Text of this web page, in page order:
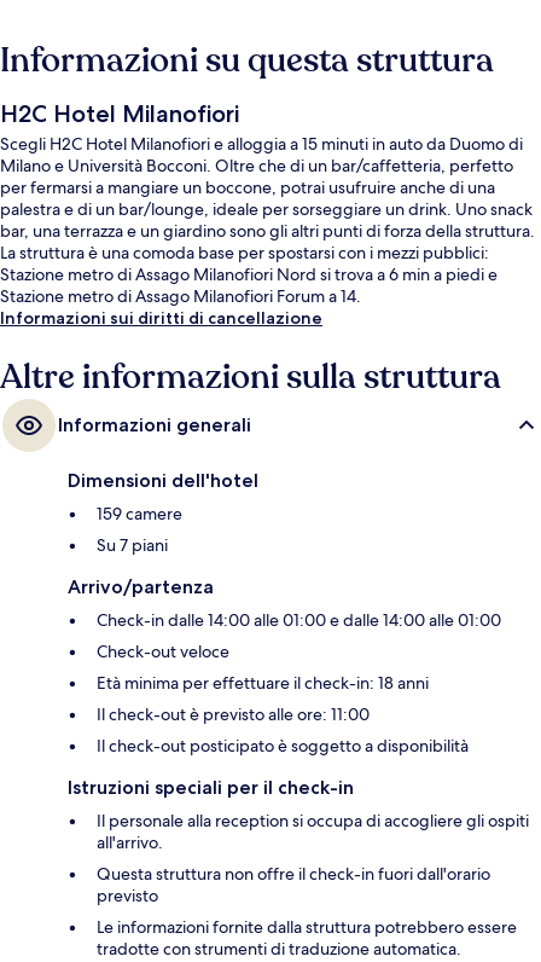
Informazioni su questa struttura
H2C Hotel Milanofiori
Scegli H2C Hotel Milanofiori e alloggia a 15 minuti in auto da Duomo di
Milano e Università Bocconi. Oltre che di un bar/caffetteria, perfetto
per fermarsi a mangiare un boccone, potrai usufruire anche di una
palestra e di un bar/lounge, ideale per sorseggiare un drink. Uno snack
bar, una terrazza e un giardino sono gli altri punti di forza della struttura.
La struttura è una comoda base per spostarsi con i mezzi pubblici:
Stazione metro di Assago Milanofiori Nord si trova a 6 min a piedi e
Stazione metro di Assago Milanofiori Forum a 14.
Informazioni sui diritti di cancellazione
Altre informazioni sulla struttura
Informazioni generali
Dimensioni dell'hotel
159 camere
Su 7 piani
Arrivo/partenza
Check-in dalle 14:00 alle 01:00 e dalle 14:00 alle 01:00
Check-out veloce
Età minima per effettuare il check-in: 18 anni
Il check-out è previsto alle ore: 11:00
Il check-out posticipato è soggetto a disponibilità
Istruzioni speciali per il check-in
Il personale alla reception si occupa di accogliere gli ospiti
all'arrivo.
Questa struttura non offre il check-in fuori dall'orario
previsto
Le informazioni fornite dalla struttura potrebbero essere
tradotte con strumenti di traduzione automatica.